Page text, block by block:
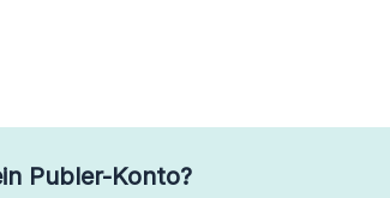
Publer-Konto?